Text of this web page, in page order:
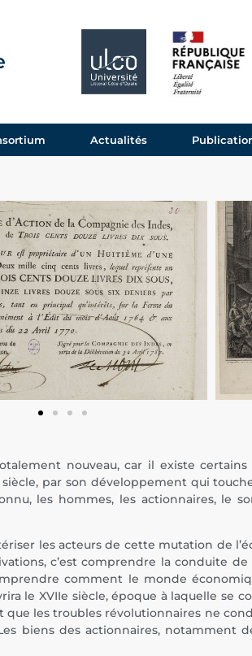
Actualités
nouveau, car il existe certains
par son développement qui
les hommes, les actionnaires, le
les acteurs de cette mutation de
c’est comprendre la conduite
comment le monde
le XVIIe siècle, époque à laquelle se
que les troubles révolutionnaires ne
biens des actionnaires, notamment